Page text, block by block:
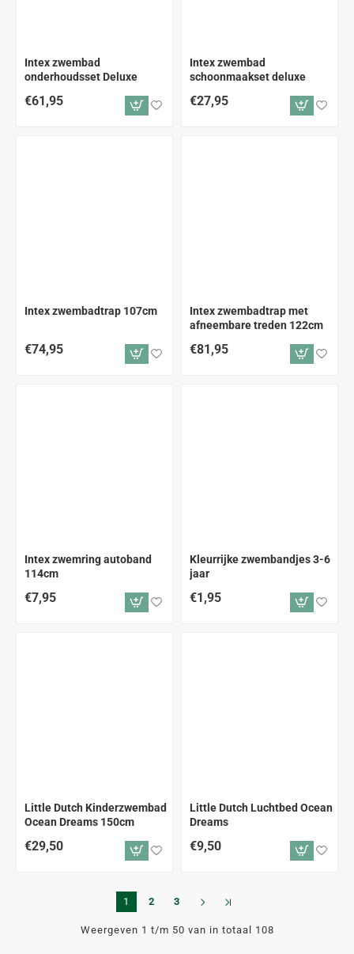
ALLEEN AFHALEN
Intex zwembad
onderhoudsset Deluxe
€61,95
Intex zwembad
schoonmaakset deluxe
€27,95
ALLEEN AFHALEN
Intex zwembadtrap 107cm
€74,95 ALLEEN AFHALEN
Intex zwembadtrap met
afneembare treden 122cm
€81,95
Intex zwemring autoband
114cm
€7,95
Kleurrijke zwembandjes 3-6
jaar
€1,95
Little Dutch Kinderzwembad
Ocean Dreams 150cm
€29,50
Little Dutch Luchtbed Ocean
Dreams
€9,50
1 2 3
Weergeven 1 t/m 50 van in totaal 108